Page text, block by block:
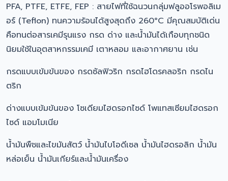
PFA, PTFE, ETFE, FEP : สายไฟที่ใช้ฉนวนกลุ่มฟลูออโรพอลิเม
อร์ (Teflon) ทนความร้อนได้สูงสุดถึง 260°C มีคุณสมบัติเด่น
คือทนต่อสารเคมีรุนแรง กรด ด่าง และน้ำมันได้เกือบทุกชนิด
นิยมใช้ในอุตสาหกรรมเคมี เตาหลอม และอากาศยาน เช่น
กรดแบบเข้มข้นของ กรดซัลฟิวริก กรดไฮโดรคลอริก กรดไน
ตริก
ด่างแบบเข้มข้นของ โซเดียมไฮดรอกไซด์ โพแทสเซียมไฮดรอก
ไซด์ แอมโมเนีย
น้ำมันพืชและไขมันสัตว์ น้ำมันไบโอดีเซล น้ำมันไฮดรอลิก น้ำมัน
หล่อเย็น น้ำมันเกียร์และน้ำมันเครื่อง